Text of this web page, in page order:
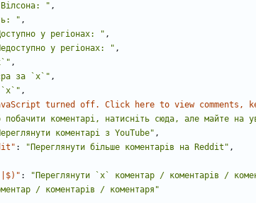
" ,
" ,
у регіонах: " ,
у регіонах: " ,
,
за `x`" ,
`x`" ,
turned off. Click here to view comments,
коментарі, натисніть сюда, але майте на
коментарі з YouTube" ,
: "Переглянути більше коментарів на Reddit" ,
: "Переглянути `x` коментар / коментарів /
/ коментарів / коментаря"